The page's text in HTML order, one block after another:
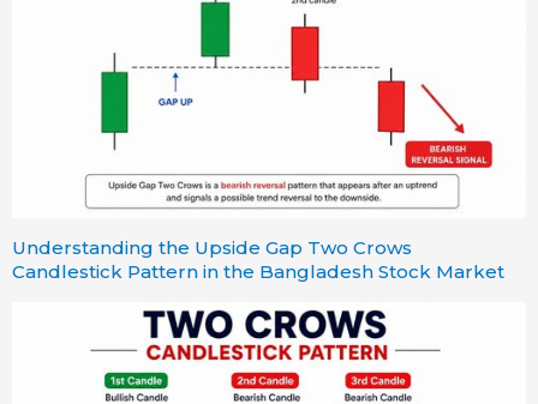
Understanding the Upside Gap Two Crows
Candlestick Pattern in the Bangladesh Stock Market